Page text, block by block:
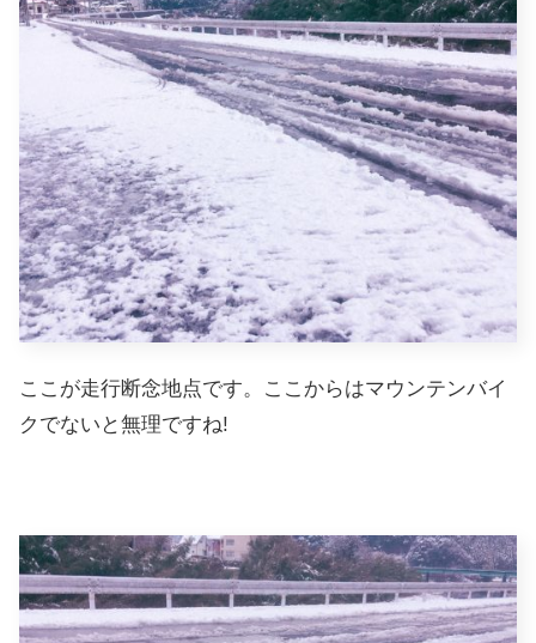
ここが走行断念地点です。ここからはマウンテンバイ
クでないと無理ですね!